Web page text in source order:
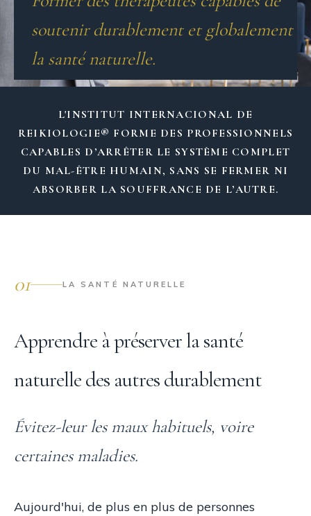
soutenir durablement et globalement
la santé naturelle.
L'INSTITUT INTERNACIONAL DE
REIKIOLOGIE® FORME DES PROFESSIONNELS
CAPABLES D’ARRÊTER LE SYSTÈME COMPLET
DU MAL-ÊTRE HUMAIN, SANS SE FERMER NI
ABSORBER LA SOUFFRANCE DE L’AUTRE.
01 LA SANTÉ NATURELLE
Apprendre à préserver la santé
naturelle des autres durablement
Évitez-leur les maux habituels, voire
certaines maladies.
Aujourd'hui, de plus en plus de personnes